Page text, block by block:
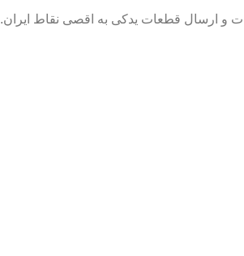
و ارسال قطعات یدکی به اقصی نقاط ایران.